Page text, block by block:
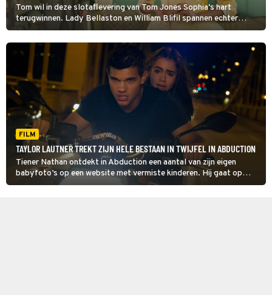
Tom wil in deze slotaflevering van Tom Jones Sophia's hart
terugwinnen. Lady Bellaston en William Blifil spannen echter
tegen hem samen en Sophia wil van trouwen niets meer weten.
Maar dan wordt een lang bewaard geheim onthuld.
FILM
TAYLOR LAUTNER TREKT ZIJN HELE BESTAAN IN TWIJFEL IN ABDUCTION
Tiener Nathan ontdekt in Abduction een aantal van zijn eigen
babyfoto’s op een website met vermiste kinderen. Hij gaat op
onderzoek uit en doet een schrikbarende ontdekking.